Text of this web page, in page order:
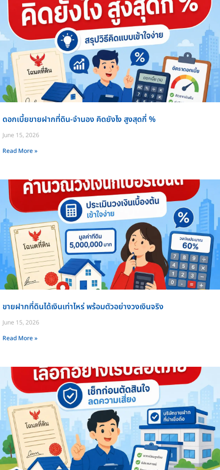
ดอกเบี้ยขายฝากที่ดิน-จำนอง คิดยังไง สูงสุดกี่ %
June 15, 2026
Read More »
ขายฝากที่ดินได้เงินเท่าไหร่ พร้อมตัวอย่างวงเงินจริง
June 15, 2026
Read More »